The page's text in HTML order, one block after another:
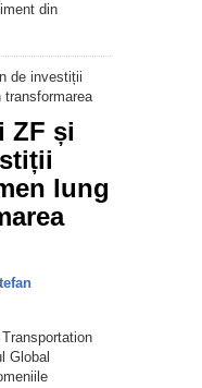
din
ZF și
lung
Global